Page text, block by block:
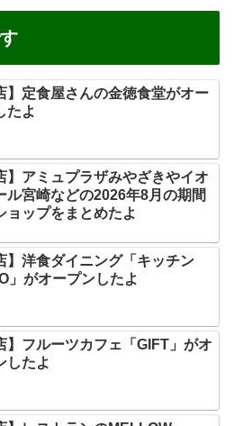
】定食屋さんの金徳食堂がオー
たよ
】アミュプラザみやざきやイオ
ル宮崎などの2026年8月の期間
ョップをまとめたよ
】洋食ダイニング「キッチン
」がオープンしたよ
】フルーツカフェ「GIFT」がオ
したよ